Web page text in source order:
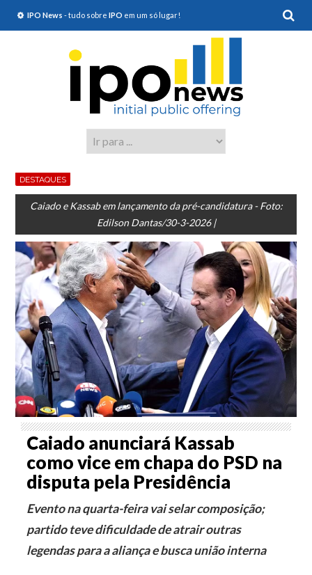
IPO News - tudo sobre IPO em um só lugar!
DESTAQUES
Caiado e Kassab em lançamento da pré-candidatura - Foto:
Edilson Dantas/30-3-2026 |
Caiado anunciará Kassab
como vice em chapa do PSD na
disputa pela Presidência
Evento na quarta-feira vai selar composição;
partido teve dificuldade de atrair outras
legendas para a aliança e busca união interna